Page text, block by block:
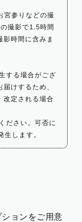
宮参りなどの撮
撮影で1.5時間
影時間に含みま
する場合がござ
けするため、
改定される場合
ださい。可否に
生します。
ョンをご用意